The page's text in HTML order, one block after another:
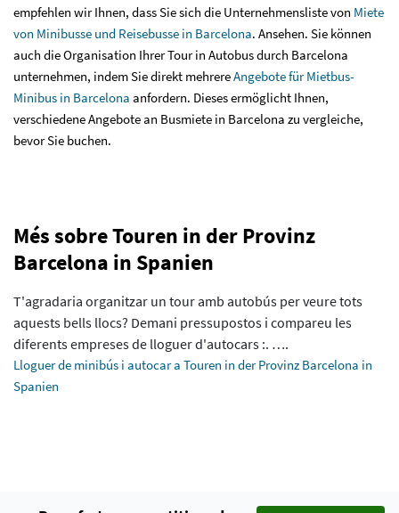
empfehlen wir Ihnen, dass Sie sich die Unternehmensliste von Miete
von Minibusse und Reisebusse in Barcelona. Ansehen. Sie können
auch die Organisation Ihrer Tour in Autobus durch Barcelona
unternehmen, indem Sie direkt mehrereAngebote für Mietbus-
Minibus in Barcelona anfordern. Dieses ermöglicht Ihnen,
verschiedene Angebote an Busmiete in Barcelona zu vergleiche,
bevor Sie buchen.
Més sobre Touren in der Provinz
Barcelona in Spanien
T'agradaria organitzar un tour amb autobús per veure tots
aquests bells llocs? Demani pressupostos i compareu les
diferents empreses de lloguer d'autocars :. ….
Lloguer de minibús i autocar a Touren in der Provinz Barcelona in
Spanien